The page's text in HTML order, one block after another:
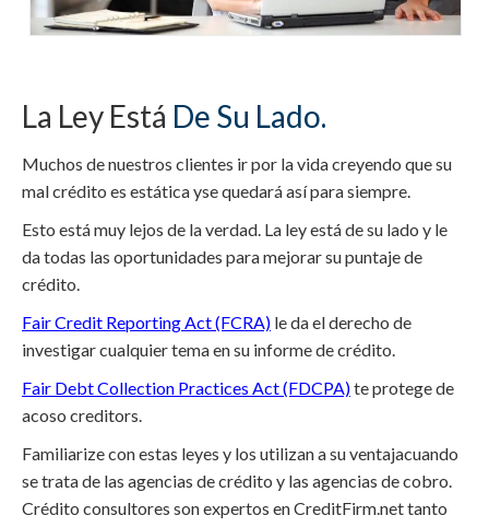
La Ley Está De Su Lado.
Muchos de nuestros clientes ir por la vida creyendo que su
mal crédito es estática yse quedará así para siempre.
Esto está muy lejos de la verdad. La ley está de su lado y le
da todas las oportunidades para mejorar su puntaje de
crédito.
Fair Credit Reporting Act (FCRA) le da el derecho de
investigar cualquier tema en su informe de crédito.
Fair Debt Collection Practices Act (FDCPA)te protege de
acoso creditors.
Familiarize con estas leyes y los utilizan a su ventajacuando
se trata de las agencias de crédito y las agencias de cobro.
Crédito consultores son expertos en CreditFirm.net tanto